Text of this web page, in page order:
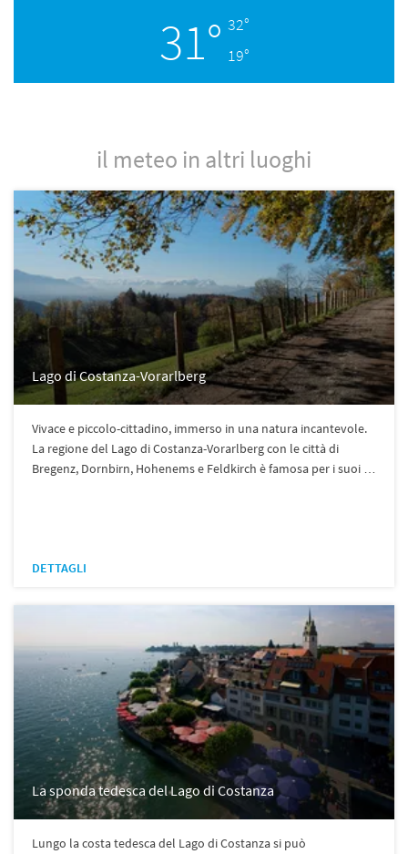
31° 32°
19°
il meteo in altri luoghi
Lago di Costanza-Vorarlberg
Vivace e piccolo-cittadino, immerso in una natura incantevole.
La regione del Lago di Costanza-Vorarlberg con le città di
Bregenz, Dornbirn, Hohenems e Feldkirch è famosa per i suoi …
DETTAGLI
La sponda tedesca del Lago di Costanza
Lungo la costa tedesca del Lago di Costanza si può